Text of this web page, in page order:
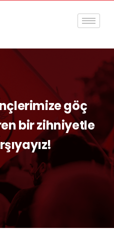
göç
bir zihniyetle